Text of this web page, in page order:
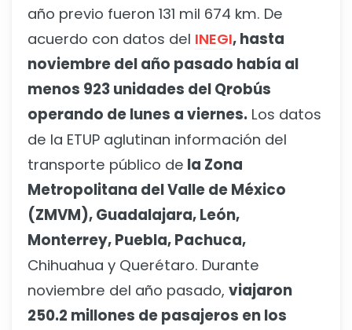
año previo fueron 131 mil 674 km. De
acuerdo con datos del INEGI, hasta
noviembre del año pasado había al
menos 923 unidades del Qrobús
operando de lunes a viernes. Los datos
de la ETUP aglutinan información del
transporte público de la Zona
Metropolitana del Valle de México
(ZMVM), Guadalajara, León,
Monterrey, Puebla, Pachuca,
Chihuahua y Querétaro. Durante
noviembre del año pasado, viajaron
250.2 millones de pasajeros en los